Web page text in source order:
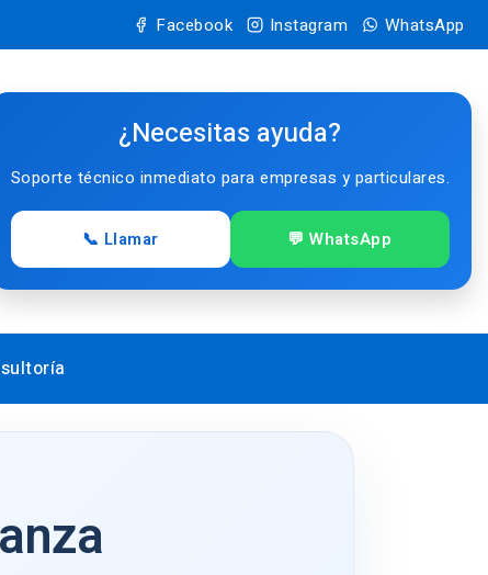
Facebook Instagram WhatsApp
¿Necesitas ayuda?
Soporte técnico inmediato para empresas y particulares.
📞 Llamar 💬 WhatsApp